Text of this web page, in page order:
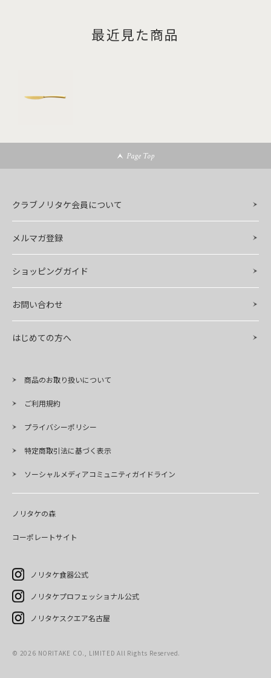
最近見た商品
Page Top
クラブノリタケ会員について
メルマガ登録
ショッピングガイド
お問い合わせ
はじめての方へ
商品のお取り扱いについて
ご利用規約
プライバシーポリシー
特定商取引法に基づく表示
ソーシャルメディアコミュニティガイドライン
ノリタケの森
コーポレートサイト
ノリタケ食器公式
ノリタケプロフェッショナル公式
ノリタケスクエア名古屋
© 2026 NORITAKE CO., LIMITED All Rights Reserved.